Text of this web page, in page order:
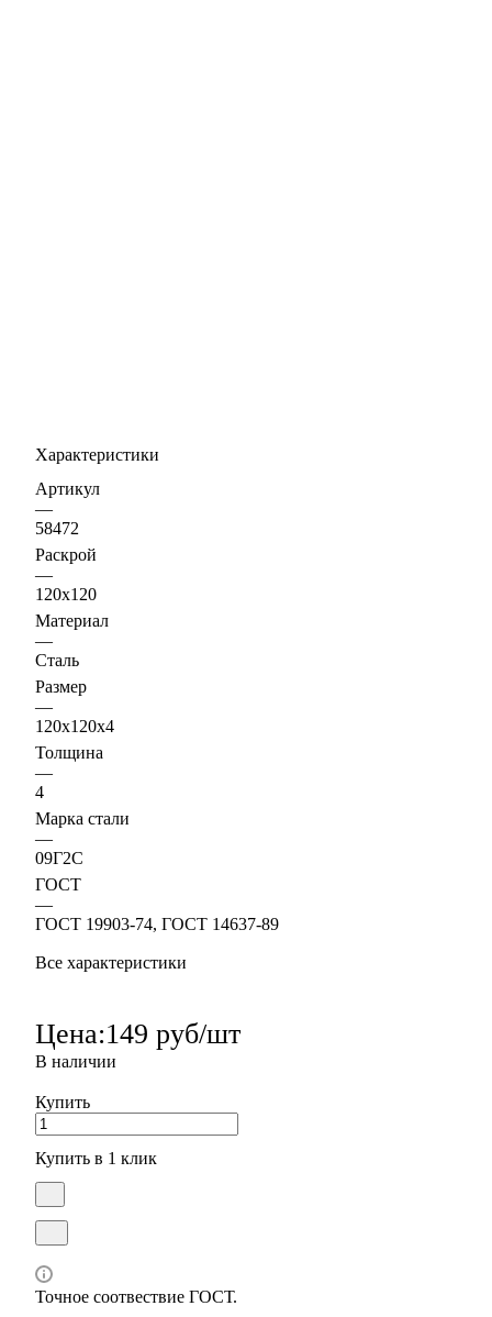
Характеристики
Артикул
—
58472
Раскрой
—
120х120
Материал
—
Сталь
Размер
—
120х120х4
Толщина
—
4
Марка стали
—
09Г2С
ГОСТ
—
ГОСТ 19903-74, ГОСТ 14637-89
Все характеристики
Цена:149 руб/шт
В наличии
Купить
Купить в 1 клик
Точное соотвествие ГОСТ.